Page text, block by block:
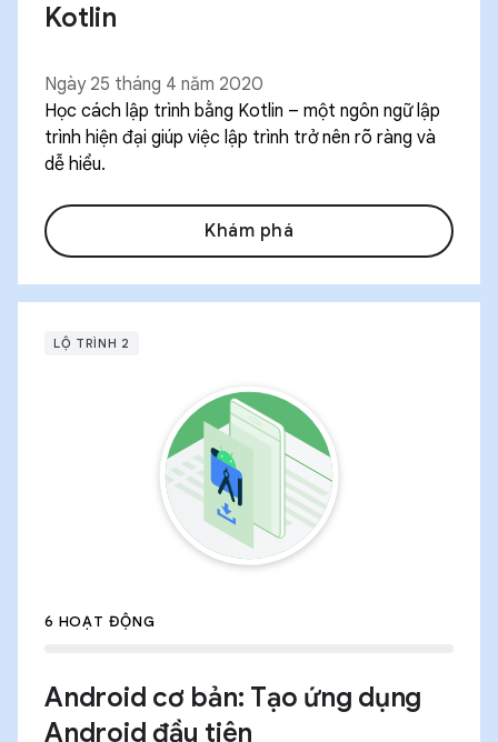
Kotlin
Ngày 25 tháng 4 năm 2020
Học cách lập trình bằng Kotlin – một ngôn ngữ lập
trình hiện đại giúp việc lập trình trở nên rõ ràng và
dễ hiểu.
Khám phá
LỘ TRÌNH 2
6 HOẠT ĐỘNG
Android cơ bản: Tạo ứng dụng
Android đầu tiên